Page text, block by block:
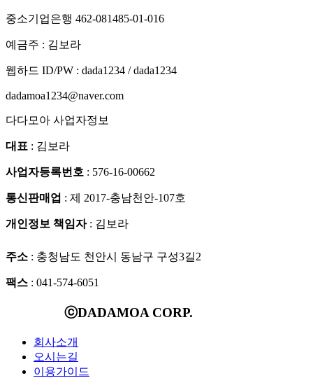
중소기업은행 462-081485-01-016
예금주 : 김보라
웹하드 ID/PW : dada1234 / dada1234
dadamoa1234@naver.com
다다모아 사업자정보
대표 : 김보라
사업자등록번호 : 576-16-00662
통신판매업 : 제 2017-충남천안-107호
개인정보 책임자: 김보라
주소 : 충청남도 천안시 동남구 구성3길2
팩스 : 041-574-6051
ⓒDADAMOA CORP.
회사소개
오시는길
이용가이드